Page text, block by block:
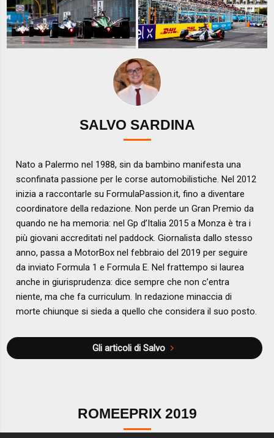
SALVO SARDINA
Nato a Palermo nel 1988, sin da bambino manifesta una
sconfinata passione per le corse automobilistiche. Nel 2012
inizia a raccontarle su FormulaPassion.it, fino a diventare
coordinatore della redazione. Non perde un Gran Premio da
quando ne ha memoria: nel Gp d’Italia 2015 a Monza è tra i
più giovani accreditati nel paddock. Giornalista dallo stesso
anno, passa a MotorBox nel febbraio del 2019 per seguire
da inviato Formula 1 e Formula E. Nel frattempo si laurea
anche in giurisprudenza: dice sempre che non c’entra
niente, ma che fa curriculum. In redazione minaccia di
morte chiunque si sieda a quello che considera il suo posto.
Gli articoli di Salvo
ROMEEPRIX 2019